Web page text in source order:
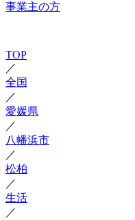
事業主の方
TOP
／
全国
／
愛媛県
／
八幡浜市
／
松柏
／
生活
／